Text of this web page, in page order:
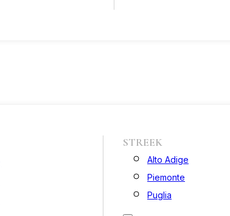
STREEK
Alto Adige
Piemonte
Puglia